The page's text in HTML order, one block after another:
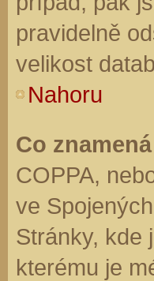
pravidelně
velikost
Nahoru
Co
COPPA,
ve
Stránky, kde
kterému je